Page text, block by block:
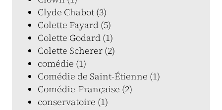
Clyde Chabot (3)
Colette Fayard (5)
Colette Godard (1)
Colette Scherer (2)
comédie (1)
Comédie de Saint-Étienne (1)
Comédie-Française (2)
conservatoire (1)